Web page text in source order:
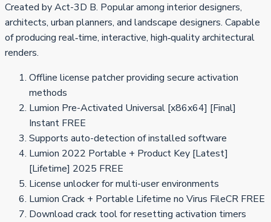
Created by Act-3D B. Popular among interior designers,
architects, urban planners, and landscape designers. Capable
of producing real‑time, interactive, high‑quality architectural
renders.
Offline license patcher providing secure activation
methods
Lumion Pre-Activated Universal [x86x64] [Final]
Instant FREE
Supports auto-detection of installed software
Lumion 2022 Portable + Product Key [Latest]
[Lifetime] 2025 FREE
License unlocker for multi-user environments
Lumion Crack + Portable Lifetime no Virus FileCR FREE
Download crack tool for resetting activation timers